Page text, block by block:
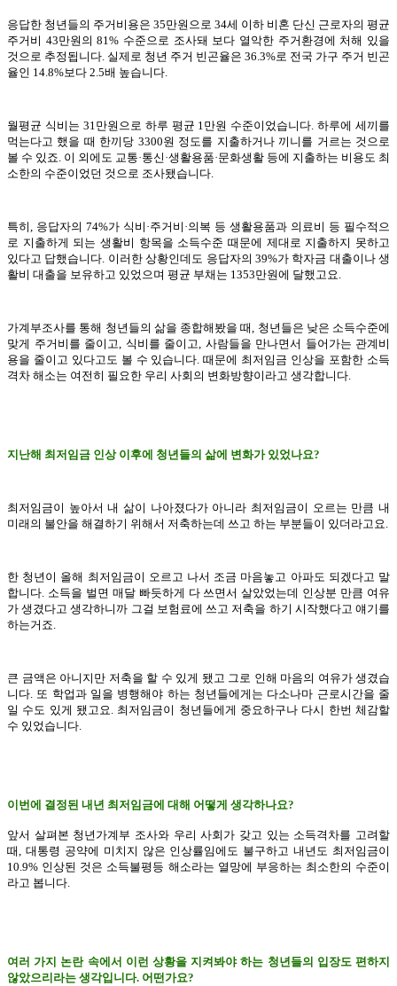
응답한 청년들의 주거비용은 35만원으로 34세 이하 비혼 단신 근로자의 평균
주거비 43만원의 81% 수준으로 조사돼 보다 열악한 주거환경에 처해 있을
것으로 추정됩니다. 실제로 청년 주거 빈곤율은 36.3%로 전국 가구 주거 빈곤
율인 14.8%보다 2.5배 높습니다.
월평균 식비는 31만원으로 하루 평균 1만원 수준이었습니다. 하루에 세끼를
먹는다고 했을 때 한끼당 3300원 정도를 지출하거나 끼니를 거르는 것으로
볼 수 있죠. 이 외에도 교통·통신·생활용품·문화생활 등에 지출하는 비용도 최
소한의 수준이었던 것으로 조사됐습니다.
특히, 응답자의 74%가 식비·주거비·의복 등 생활용품과 의료비 등 필수적으
로 지출하게 되는 생활비 항목을 소득수준 때문에 제대로 지출하지 못하고
있다고 답했습니다. 이러한 상황인데도 응답자의 39%가 학자금 대출이나 생
활비 대출을 보유하고 있었으며 평균 부채는 1353만원에 달했고요.
가계부조사를 통해 청년들의 삶을 종합해봤을 때, 청년들은 낮은 소득수준에
맞게 주거비를 줄이고, 식비를 줄이고, 사람들을 만나면서 들어가는 관계비
용을 줄이고 있다고도 볼 수 있습니다. 때문에 최저임금 인상을 포함한 소득
격차 해소는 여전히 필요한 우리 사회의 변화방향이라고 생각합니다.
지난해 최저임금 인상 이후에 청년들의 삶에 변화가 있었나요?
최저임금이 높아서 내 삶이 나아졌다가 아니라 최저임금이 오르는 만큼 내
미래의 불안을 해결하기 위해서 저축하는데 쓰고 하는 부분들이 있더라고요.
한 청년이 올해 최저임금이 오르고 나서 조금 마음놓고 아파도 되겠다고 말
합니다. 소득을 벌면 매달 빠듯하게 다 쓰면서 살았었는데 인상분 만큼 여유
가 생겼다고 생각하니까 그걸 보험료에 쓰고 저축을 하기 시작했다고 얘기를
하는거죠.
큰 금액은 아니지만 저축을 할 수 있게 됐고 그로 인해 마음의 여유가 생겼습
니다. 또 학업과 일을 병행해야 하는 청년들에게는 다소나마 근로시간을 줄
일 수도 있게 됐고요. 최저임금이 청년들에게 중요하구나 다시 한번 체감할
수 있었습니다.
이번에 결정된 내년 최저임금에 대해 어떻게 생각하나요?
앞서 살펴본 청년가계부 조사와 우리 사회가 갖고 있는 소득격차를 고려할
때, 대통령 공약에 미치지 않은 인상률임에도 불구하고 내년도 최저임금이
10.9% 인상된 것은 소득불평등 해소라는 열망에 부응하는 최소한의 수준이
라고 봅니다.
여러 가지 논란 속에서 이런 상황을 지켜봐야 하는 청년들의 입장도 편하지
않았으리라는 생각입니다. 어떤가요?